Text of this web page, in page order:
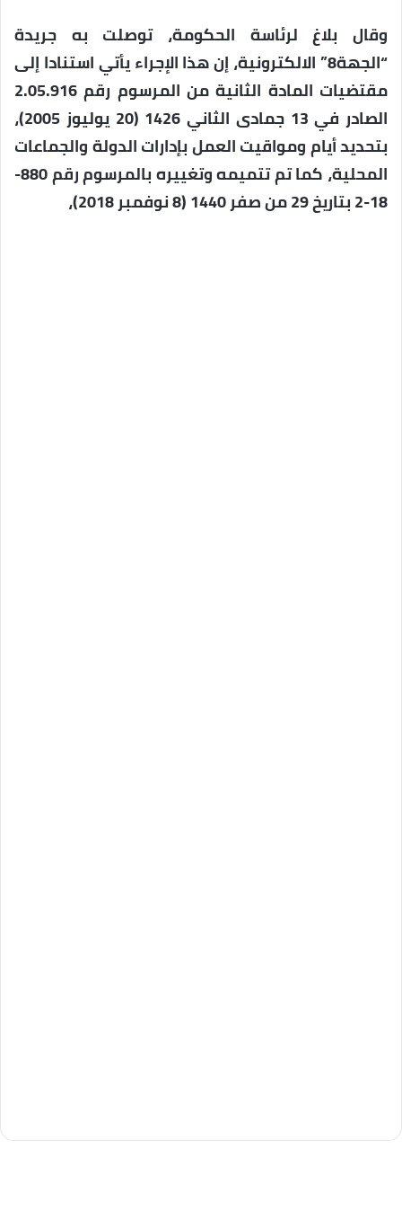
وقال بلاغ لرئاسة الحكومة، توصلت به جريدة
“الجهة8” الالكترونية، إن هذا الإجراء يأتي استنادا إلى
مقتضيات المادة الثانية من المرسوم رقم 2.05.916
الصادر في 13 جمادى الثاني 1426 (20 يوليوز 2005)،
بتحديد أيام ومواقيت العمل بإدارات الدولة والجماعات
المحلية، كما تم تتميمه وتغييره بالمرسوم رقم 880-
18-2 بتاريخ 29 من صفر 1440 ‏‏(8 نوفمبر 2018)،‎